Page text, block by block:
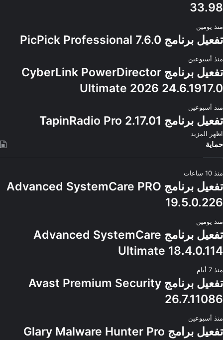
33.98
منذ يومين
تفعيل برنامج PicPick Professional 7.6.0
منذ أسبوعين
تفعيل برنامج CyberLink PowerDirector
Ultimate 2026 24.6.1917.0
منذ أسبوعين
تفعيل برنامج TapinRadio Pro 2.17.01
اظهر المزيد
حماية
منذ 10 ساعات
تفعيل برنامج Advanced SystemCare PRO
19.5.0.226
منذ يومين
تفعيل برنامج Advanced SystemCare
Ultimate 18.4.0.114
منذ 7 أيام
تفعيل برنامج Avast Premium Security
26.7.11086
منذ أسبوعين
تفعيل برامج Glary Malware Hunter Pro